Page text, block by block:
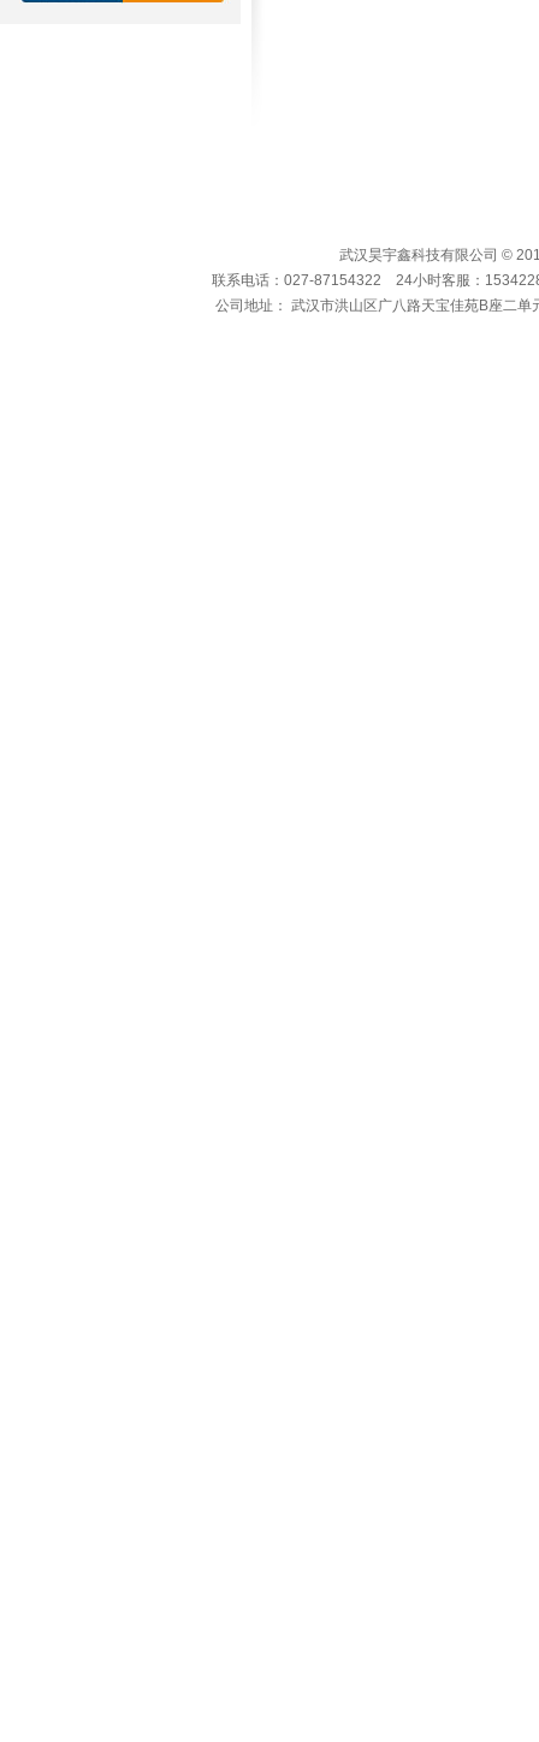
武汉昊宇鑫科技有限公司 ©
联系电话：027-87154322 24小时客服：
公司地址： 武汉市洪山区广八路天宝佳苑B座二